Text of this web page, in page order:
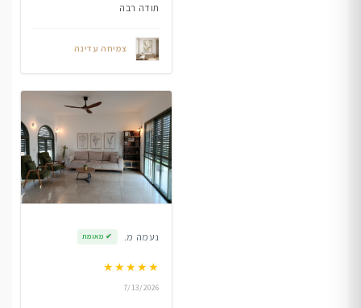
תודה רבה
צמיחה עדינה
נעמה מ. ✔ מאומת
★★★★★
7/13/2026